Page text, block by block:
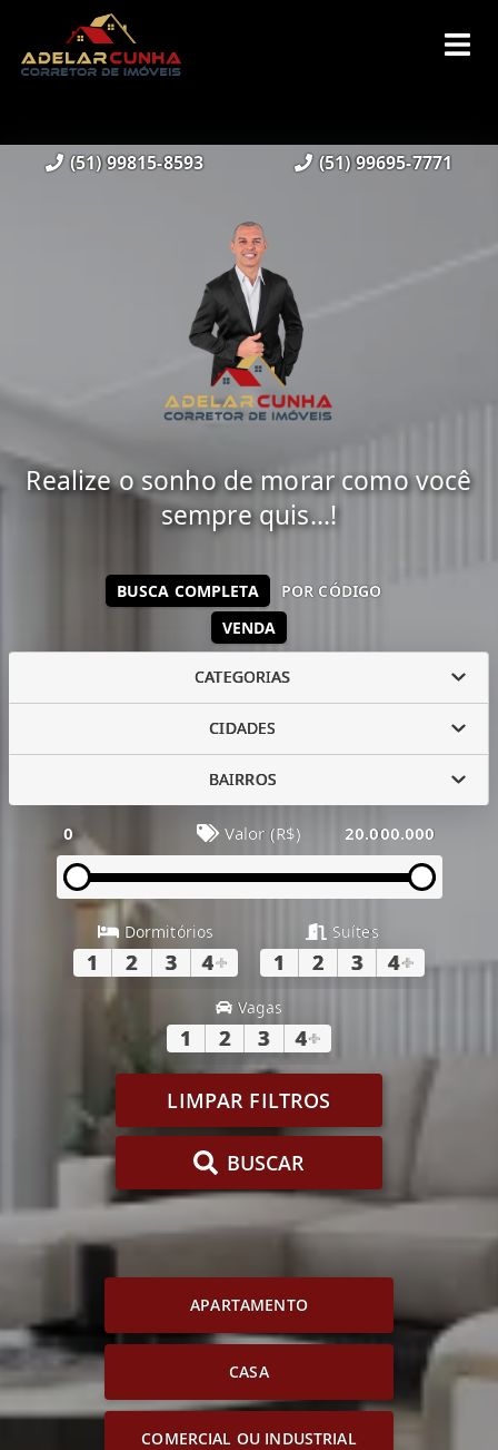
(51) 99815-8593 (51) 99695-7771
Realize o sonho de morar como você
sempre quis...!
VENDA
BUSCA COMPLETA POR CÓDIGO
CATEGORIAS
CIDADES
BAIRROS
0 Valor (R$) 20.000.000
Dormitórios
1 2 3 4+
Suítes
1 2 3 4+
Vagas
1 2 3 4+
LIMPAR FILTROS
BUSCAR
APARTAMENTO
CASA
COMERCIAL OU INDUSTRIAL